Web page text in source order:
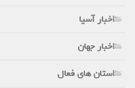
اخبار آسیا
اخبار جهان
استان های فعال